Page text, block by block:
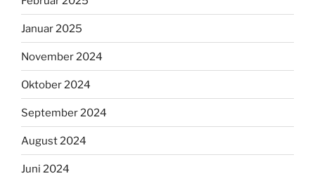
Januar 2025
November 2024
Oktober 2024
September 2024
August 2024
Juni 2024